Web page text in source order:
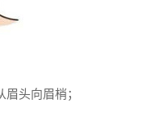
头向眉梢；